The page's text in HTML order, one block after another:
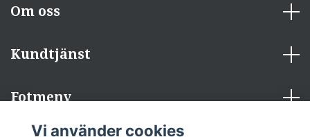
Om oss
Kundtjänst
Fotmeny
Vi använder cookies